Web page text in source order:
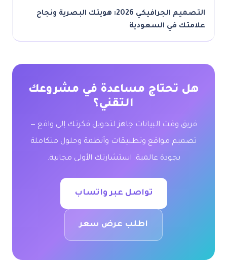
التصميم الجرافيكي 2026: هويتك البصرية ونجاح
علامتك في السعودية
هل تحتاج مساعدة في مشروعك
التقني؟
فريق وقت البيانات جاهز لتحويل فكرتك إلى واقع —
تصميم مواقع وتطبيقات وأنظمة وحلول متكاملة
بجودة عالمية. استشارتك الأولى مجانية.
تواصل عبر واتساب
اطلب عرض سعر